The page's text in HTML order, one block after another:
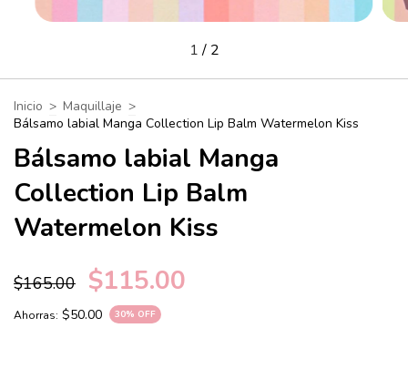
1/ 2
Inicio > Maquillaje >
Bálsamo labial Manga Collection Lip Balm Watermelon Kiss
Bálsamo labial Manga
Collection Lip Balm
Watermelon Kiss
$165.00 $115.00
Ahorras: $50.00 30% OFF